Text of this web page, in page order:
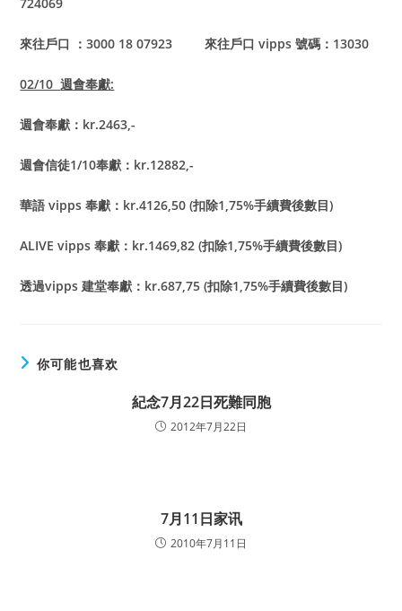
來往戶口 ：3000 18 07923 來往戶口 vipps 號碼：13030
02/10週會奉獻:
週會奉獻：kr.2463,-
週會信徒1/10奉獻：kr.12882,-
華語 vipps 奉獻：kr.4126,50 (扣除1,75%手續費後數目)
ALIVE vipps奉獻：kr.1469,82 (扣除1,75%手續費後數目)
透過vipps 建堂奉獻：kr.687,75 (扣除1,75%手續費後數目)
你可能也喜欢
紀念7月22日死難同胞
2012年7月22日
7月11日家讯
2010年7月11日